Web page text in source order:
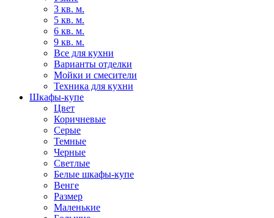
3 кв. м.
5 кв. м.
6 кв. м.
9 кв. м.
Все для кухни
Варианты отделки
Мойки и смесители
Техника для кухни
Шкафы-купе
Цвет
Коричневые
Серые
Темные
Черные
Светлые
Белые шкафы-купе
Венге
Размер
Маленькие